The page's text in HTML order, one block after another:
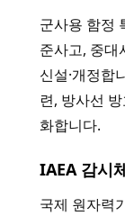
군사용 함정
준사고, 중대
신설·개정합
련, 방사선
화합니다.
IAEA 감시
국제 원자력